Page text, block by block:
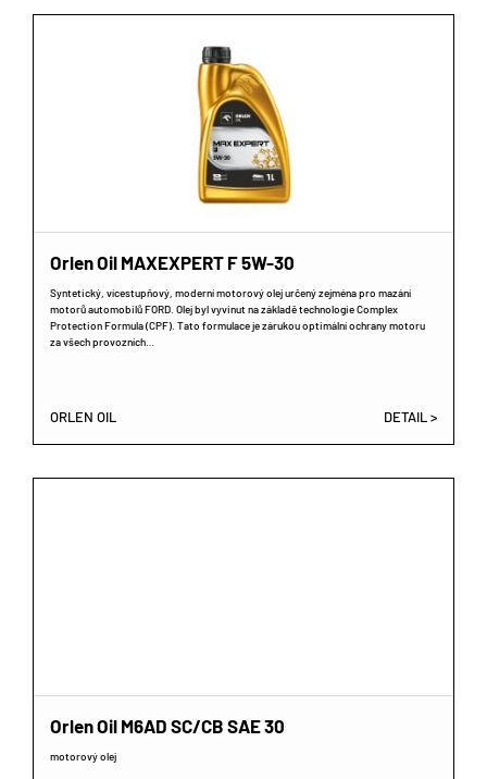
Orlen Oil MAXEXPERT F 5W-30
Syntetický, vícestupňový, moderní motorový olej určený zejména pro mazání
motorů automobilů FORD. Olej byl vyvinut na základě technologie Complex
Protection Formula (CPF). Tato formulace je zárukou optimální ochrany motoru
za všech provozních…
ORLEN OIL DETAIL >
Orlen Oil M6AD SC/CB SAE 30
motorový olej